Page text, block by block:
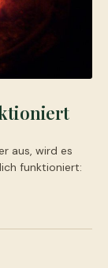
aus, wird es
funktioniert: